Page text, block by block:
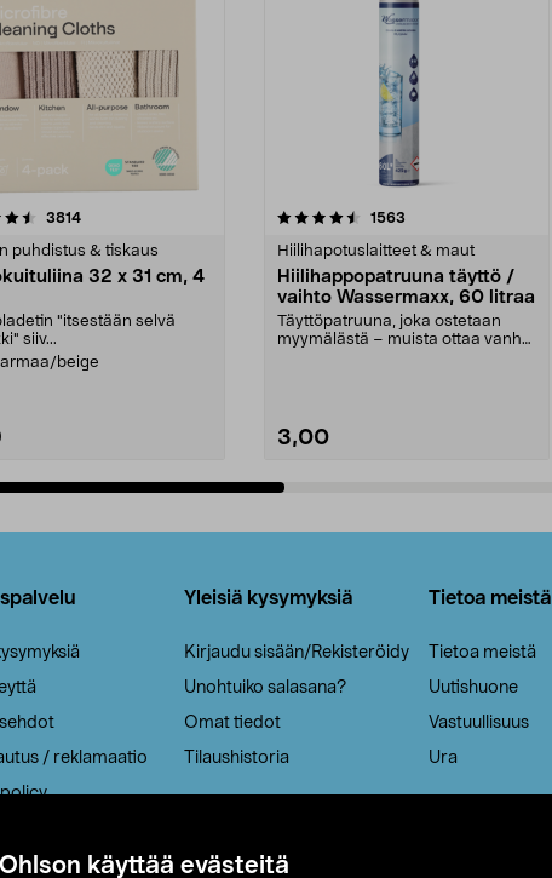
käyttää evästeitä
3814arvostelut
puhdistus & tiskaus
32 x 31 cm, 4
"itsestään selvä
siiv...
beige
4.5viidestä
1563
Hiilihapotuslaitteet & maut
Hiilihappopatruuna täyttö /
vaihto Wassermaxx, 60 litraa
Täyttöpatruuna, joka ostetaan
myymälästä – muista ottaa vanha
3,00
4.5viidestä
/ reklamaatio
Yleisiä kysymyksiä
Kirjaudu sisään/Rekisteröidy
Unohtuiko salasana?
Omat tiedot
Tilaushistoria
Tietoa meistä
Tietoa meistä
Uutishuone
Vastuullisuus
Ura